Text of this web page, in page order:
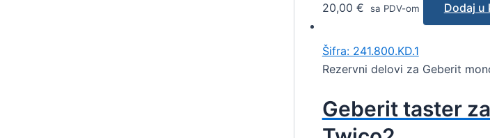
20,00 € sa PDV-om Dodaj u
Šifra: 241.800.KD.1
Rezervni delovi za Geberit
Geberit taster